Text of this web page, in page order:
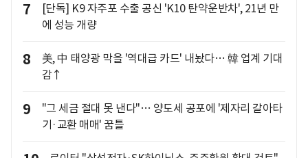
7
[단독] K9 자주포 수출 공신 'K10 탄약운반차', 21년 만
에 성능 개량
8
美, 中 태양광 막을 '역대급 카드' 내놨다… 韓 업계 기대
감↑
9
"그 세금 절대 못 낸다"… 양도세 공포에 '제자리 갈아타
기·교환 매매' 꿈틀